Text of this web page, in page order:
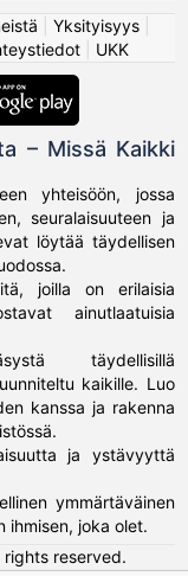
Yksityisyys|
UKK
– Missä Kaikki
yhteisöön, jossa
seuralaisuuteen ja
löytää täydellisen
joilla on erilaisia
ainutlaatuisia
täydellisillä
kaikille. Luo
kanssa ja rakenna
ja ystävyyttä
ymmärtäväinen
ihmisen, joka olet.
rights reserved.